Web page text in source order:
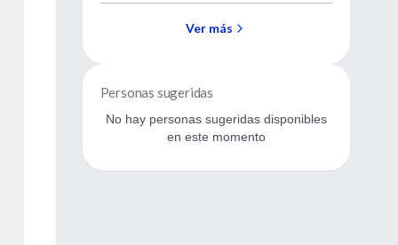
Ver más
Personas sugeridas
No hay personas sugeridas disponibles
en este momento